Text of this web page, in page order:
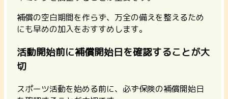
補償の空白期間を作らず、万全の備えを整えるため
にも早めの加入をおすすめします。
活動開始前に補償開始日を確認することが大
切
スポーツ活動を始める前に、必ず保険の補償開始日